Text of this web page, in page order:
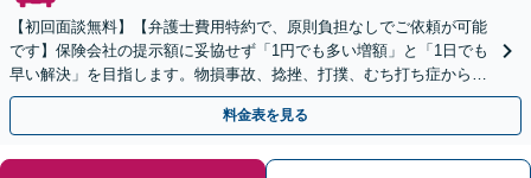
【初回面談無料】【弁護士費用特約で、原則負担なしでご依頼が可能
です】保険会社の提示額に妥協せず「1円でも多い増額」と「1日でも
早い解決」を目指します。物損事故、捻挫、打撲、むち打ち症から重
度後遺障害、死亡事故まで幅広く対応【WEB面談可】
料金表を見る